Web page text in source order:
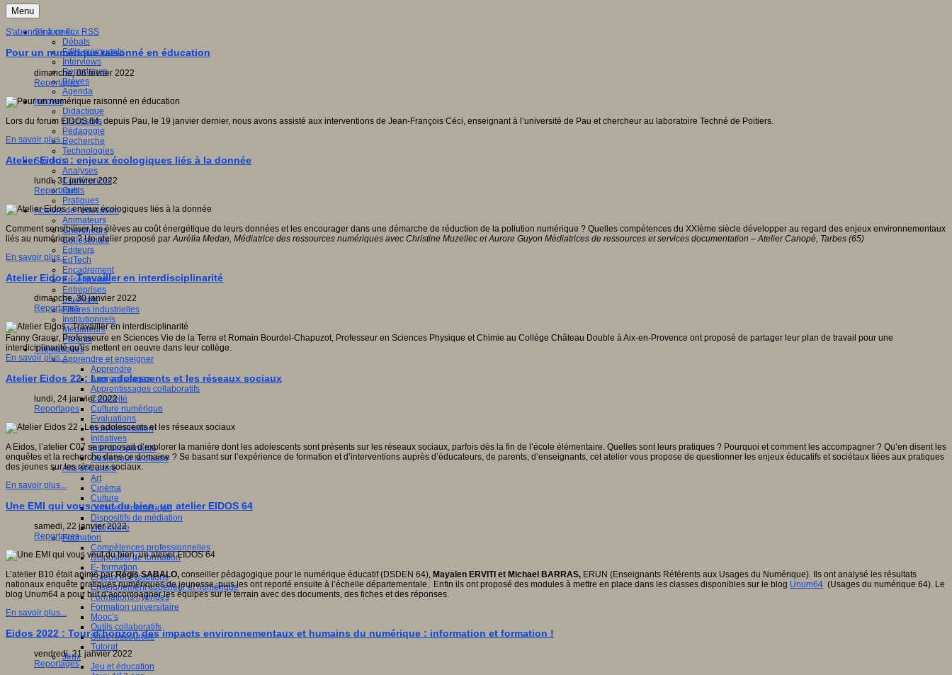
Menu
S'informer
Débats
Faits marquants
Interviews
Reportages
Brèves
Agenda
Innover
Didactique
Dispositifs
Pédagogie
Recherche
Technologies
Savoir(s)
Analyses
Conférences
Outils
Pratiques
Acteurs de l'éducation
Animateurs
Chercheurs
Collectivités
Editeurs
EdTech
Encadrement
Enseignants
Entreprises
Etudiants
Filières industrielles
Institutionnels
Médiateurs
Parents
Thématiques
Apprendre et enseigner
Apprendre
Apprentissages
Apprentissages collaboratifs
Créativité
Culture numérique
Evaluations
Individualisation
Initiatives
Interdisciplinarité
Outils pour la classe
Arts et Culture
Art
Cinéma
Culture
Culture et numérique
Dispositifs de médiation
Littérature
Formation
Compétences professionnelles
Dispositifs de formation
E- formation
Enjeux et évolutions
Enseignement supérieur et numérique
Formations hybrides
Formation universitaire
Mooc’s
Outils collaboratifs
Sites ressources
Tutorat
Jeux
Jeu et éducation
S'abonner à ce flux RSS
Pour un numérique raisonné en éducation
dimanche, 06 février 2022
Reportages
Lors du forum EIDOS 64, depuis Pau, le 19 janvier dernier, nous avons assisté aux interventions de Jean-François Céci, enseignant à l’université de Pau et chercheur au laboratoire Techné de Poitiers.
En savoir plus...
Atelier Eidos : enjeux écologiques liés à la donnée
lundi, 31 janvier 2022
Reportages
Comment sensibiliser les élèves au coût énergétique de leurs données et les encourager dans une démarche de réduction de la pollution numérique ? Quelles compétences du XXIème siècle développer au regard des enjeux environnementaux
liés au numérique ? Un atelier proposé parAurélia Medan, Médiatrice des ressources numériques avec Christine Muzellec et Aurore Guyon Médiatrices de ressources et services documentation – Atelier Canopé, Tarbes (65)
En savoir plus...
Atelier Eidos : Travailler en interdisciplinarité
dimanche, 30 janvier 2022
Reportages
Fanny Grauer, Professeure en Sciences Vie de la Terre et Romain Bourdel-Chapuzot, Professeur en Sciences Physique et Chimie au Collège Château Double à Aix-en-Provence ont proposé de partager leur plan de travail pour une
interdiciplinarité qu'ils mettent en oeuvre dans leur collège.
En savoir plus...
Atelier Eidos 22 : Les adolescents et les réseaux sociaux
lundi, 24 janvier 2022
Reportages
A Eidos, l’atelier C07 se proposait d’explorer la manière dont les adolescents sont présents sur les réseaux sociaux, parfois dès la fin de l’école élémentaire. Quelles sont leurs pratiques ? Pourquoi et comment les accompagner ? Qu’en disent les
enquêtes et la recherche dans ce domaine ? Se basant sur l’expérience de formation et d’interventions auprès d’éducateurs, de parents, d’enseignants, cet atelier vous propose de questionner les enjeux éducatifs et sociétaux liées aux pratiques
des jeunes sur les réseaux sociaux.
En savoir plus...
Une EMI qui vous veut du bien, un atelier EIDOS 64
samedi, 22 janvier 2022
Reportages
L’atelier B10 était animé parRégis SABALO, conseiller pédagogique pour le numérique éducatif (DSDEN 64), Mayalen ERVITI et Michael BARRAS, ERUN (Enseignants Référents aux Usages du Numérique). Ils ont analysé les résultats
nationaux enquête pratiques numériques de jeunesse, puis les ont reporté ensuite à l’échelle départementale. Enfin ils ont proposé des modules à mettre en place dans les classes disponibles sur le blog Unum64 (Usages du numérique 64). Le
blog Unum64 a pour but d’accompagner les équipes sur le terrain avec des documents, des fiches et des réponses.
En savoir plus...
Eidos 2022 : Tour d’horizon des impacts environnementaux et humains du numérique : information et formation !
vendredi, 21 janvier 2022
Reportages